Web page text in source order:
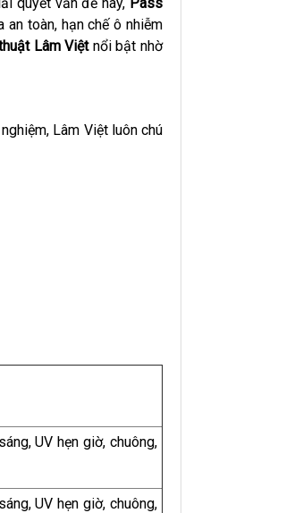
toàn, hạn chế ô nhiễm
Lâm Việtnổi bật nhờ
Lâm Việt luôn chú
UV hẹn giờ, chuông,
UV hẹn giờ, chuông,